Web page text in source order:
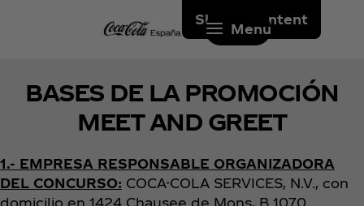
Skip to content
Menu
BASES DE LA PROMOCIÓN
MEET AND GREET
1.- EMPRESA RESPONSABLE ORGANIZADORA
DEL CONCURSO: COCA-COLA SERVICES, N.V., con
domicilio en 1424 Chausee de Mons, B 1070